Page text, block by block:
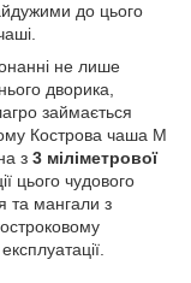
до цього
не лише
дворика,
займається
Кострова чаша М
​​з 3 міліметрової
цього чудового
та мангали з